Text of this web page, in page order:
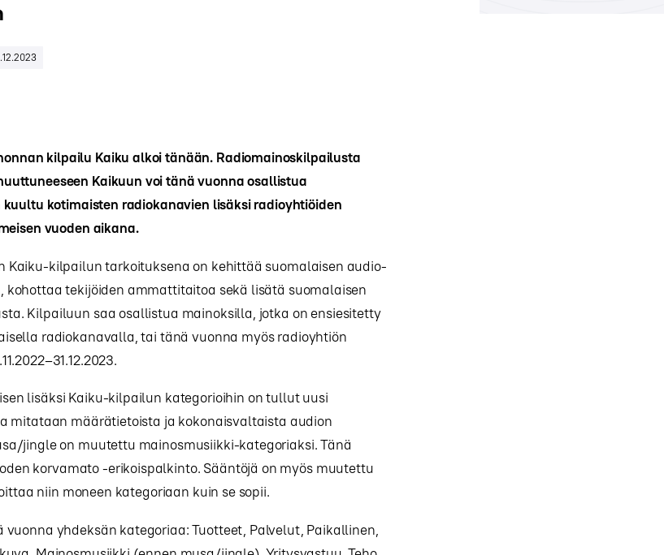
kilpailu Kaiku alkoi tänään. Radiomainoskilpailusta
Kaikuun voi tänä vuonna osallistua
kotimaisten radiokanavien lisäksi radioyhtiöiden
vuoden aikana.
Kaiku-kilpailun tarkoituksena on kehittää suomalaisen audio-
kohottaa tekijöiden ammattitaitoa sekä lisätä suomalaisen
Kilpailuun saa osallistua mainoksilla, jotka on ensiesitetty
radiokanavalla, tai tänä vuonna myös radioyhtiön
lisäksi Kaiku-kilpailun kategorioihin on tullut uusi
mitataan määrätietoista ja kokonaisvaltaista audion
jingle on muutettu mainosmusiikki-kategoriaksi. Tänä
korvamato -erikoispalkinto. Sääntöjä on myös muutettu
niin moneen kategoriaan kuin se sopii.
yhdeksän kategoriaa: Tuotteet, Palvelut, Paikallinen,